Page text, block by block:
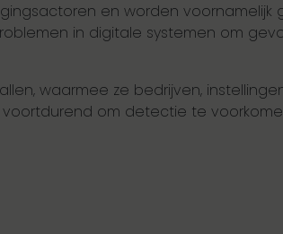
en worden voornamelijk
in digitale systemen om
waarmee ze bedrijven,
om detectie te